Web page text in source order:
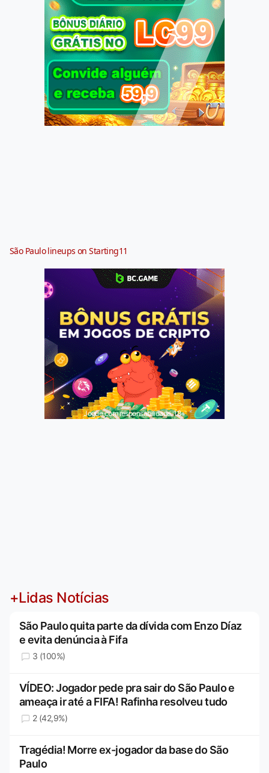
São Paulo lineups on Starting11
Jogue com responsabilidade. 18+
+Lidas Notícias
São Paulo quita parte da dívida com Enzo Díaz
e evita denúncia à Fifa
3 (100%)
VÍDEO: Jogador pede pra sair do São Paulo e
ameaça ir até a FIFA! Rafinha resolveu tudo
2 (42,9%)
Tragédia! Morre ex-jogador da base do São
Paulo